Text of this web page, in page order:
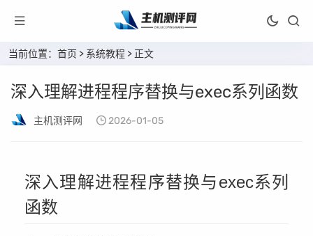
当前位置： 首页 > 系统教程 > 正文
深入理解进程程序替换与exec系列函数
主机测评网 2026-01-05
深入理解进程程序替换与exec系列
函数